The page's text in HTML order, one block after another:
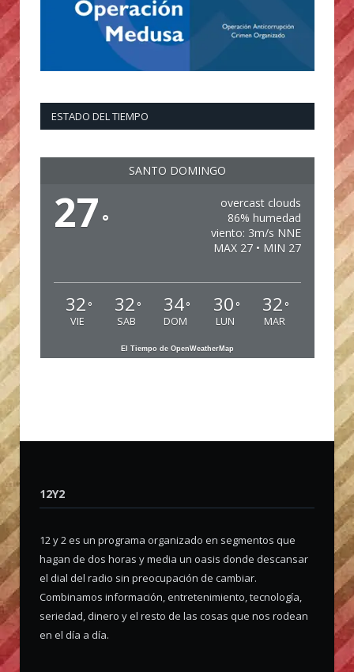
ESTADO DEL TIEMPO
SANTO DOMINGO
27 °
overcast clouds
86% humedad
viento: 3m/s NNE
MAX 27 • MIN 27
32 °
VIE
32 °
SAB
34°
DOM
30 °
LUN
32 °
MAR
El Tiempo de OpenWeatherMap
12Y2
12 y 2 es un programa organizado en segmentos que
hagan de dos horas y media un oasis donde descansar
el dial del radio sin preocupación de cambiar.
Combinamos información, entretenimiento, tecnología,
seriedad, dinero y el resto de las cosas que nos rodean
en el día a día.